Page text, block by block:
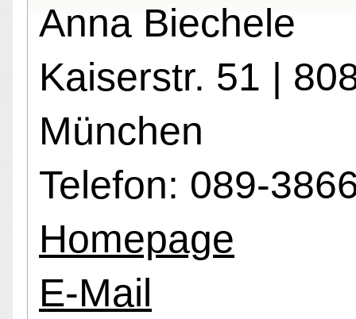
Anna Biechele
Kaiserstr. 51 |
München
Telefon: 089-
Homepage
E-Mail